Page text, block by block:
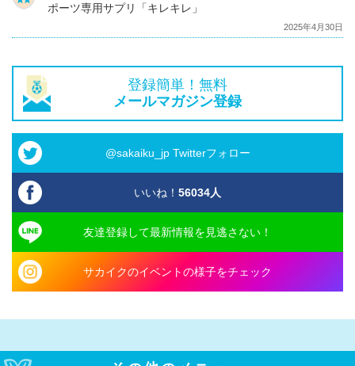
ポーツ専用サプリ「キレキレ」
2025年4月30日
登録簡単！無料
メールマガジン登録
@sakaiku_jp Twitterフォロー
いいね！ 56034人
友達登録して最新情報を見逃さない！
サカイクのイベントの様子をチェック